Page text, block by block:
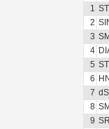
1 ST
2
3
4
5 ST
6 HN
7
8
9